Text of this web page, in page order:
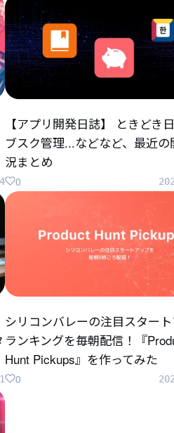
【アプリ開発日誌】 ときどき
ブスク管理...などなど、最近の
況まとめ
0
シリコンバレーの注目スター
ランキングを毎朝配信！『
Hunt Pickups』を作ってみた
0